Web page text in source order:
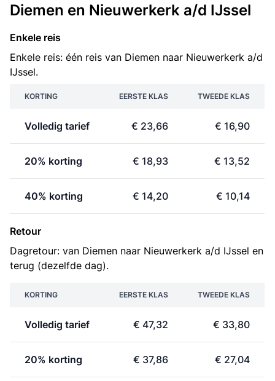
Diemen en Nieuwerkerk a/d IJssel
Enkele reis
Enkele reis: één reis van Diemen naar Nieuwerkerk a/d
IJssel.
KORTING EERSTE KLAS TWEEDE KLAS
Volledig tarief € 23,66 € 16,90
20% korting € 18,93 € 13,52
40% korting € 14,20 € 10,14
Retour
Dagretour: van Diemen naar Nieuwerkerk a/d IJssel en
terug (dezelfde dag).
KORTING EERSTE KLAS TWEEDE KLAS
Volledig tarief € 47,32 € 33,80
20% korting € 37,86 € 27,04